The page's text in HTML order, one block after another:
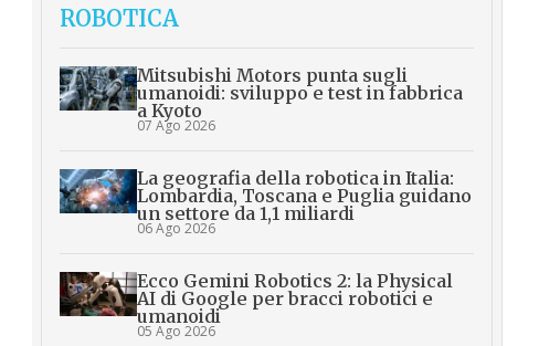
ROBOTICA
Mitsubishi Motors punta sugli
umanoidi: sviluppo e test in fabbrica
a Kyoto
07 Ago 2026
La geografia della robotica in Italia:
Lombardia, Toscana e Puglia guidano
un settore da 1,1 miliardi
06 Ago 2026
Ecco Gemini Robotics 2: la Physical
AI di Google per bracci robotici e
umanoidi
05 Ago 2026